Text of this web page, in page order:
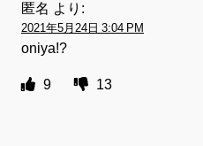
匿名 より:
2021年5月24日 3:04 PM
oniya!?
9 13